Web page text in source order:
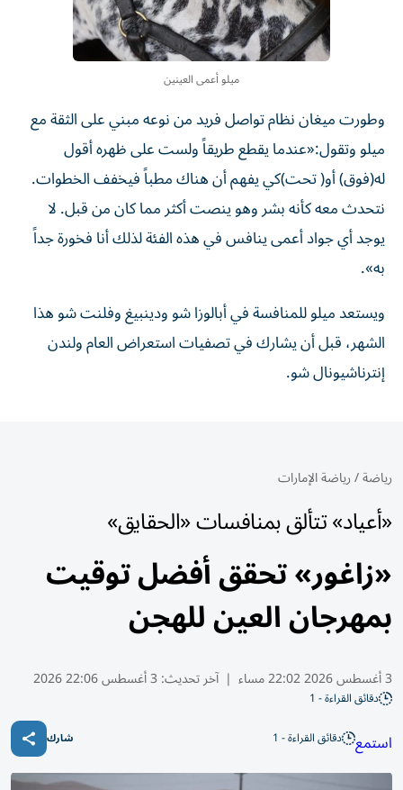
ميلو أعمى العينين
وطورت ميغان نظام تواصل فريد من نوعه مبني على الثقة مع
ميلو وتقول:«عندما يقطع طريقاً ولست على ظهره أقول
له(فوق) أو( تحت)كي يفهم أن هناك مطباً فيخفف الخطوات.
نتحدث معه كأنه بشر وهو ينصت أكثر مما كان من قبل. لا
يوجد أي جواد أعمى ينافس في هذه الفئة لذلك أنا فخورة جداً
به».
ويستعد ميلو للمنافسة في أبالوزا شو ودينبيغ وفلنت شو هذا
الشهر، قبل أن يشارك في تصفيات استعراض العام ولندن
إنترناشيونال شو.
رياضة/رياضة الإمارات
«أعياد» تتألق بمنافسات «الحقايق»
«زاغور» تحقق أفضل توقيت
بمهرجان العين للهجن
3 أغسطس 2026 22:02 مساء | آخر تحديث: 3 أغسطس 22:06 2026
دقائق القراءة - 1
استمع دقائق القراءة - 1 شارك